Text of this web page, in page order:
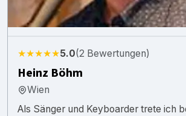
★★★★★5.0(2 Bewertungen)
Heinz Böhm
Wien
Als Sänger und Keyboarder trete ich